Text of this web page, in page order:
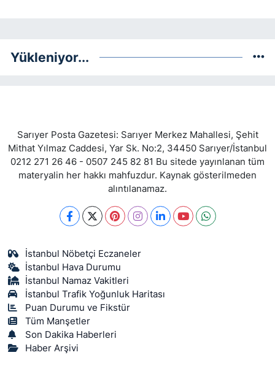
Yükleniyor...
Sarıyer Posta Gazetesi: Sarıyer Merkez Mahallesi, Şehit
Mithat Yılmaz Caddesi, Yar Sk. No:2, 34450 Sarıyer/İstanbul
0212 271 26 46 - 0507 245 82 81 Bu sitede yayınlanan tüm
materyalin her hakkı mahfuzdur. Kaynak gösterilmeden
alıntılanamaz.
İstanbul Nöbetçi Eczaneler
İstanbul Hava Durumu
İstanbul Namaz Vakitleri
İstanbul Trafik Yoğunluk Haritası
Puan Durumu ve Fikstür
Tüm Manşetler
Son Dakika Haberleri
Haber Arşivi